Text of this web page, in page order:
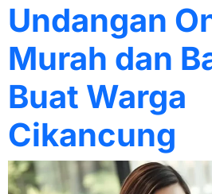
Undangan
Murah dan
Buat Warga
Cikancung